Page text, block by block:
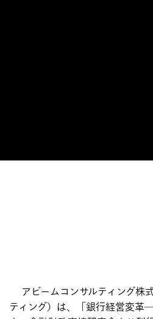
アビームコンサルティング株
ティング）は、「銀行経営変